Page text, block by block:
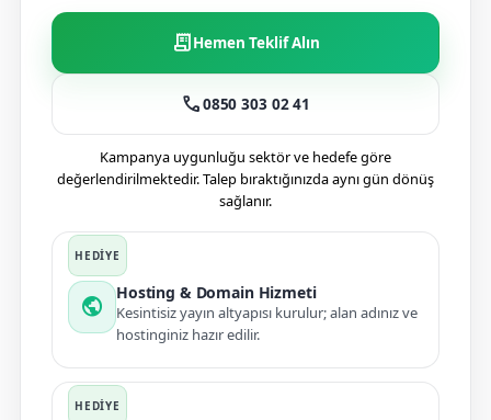
receipt_longHemen Teklif Alın
call0850 303 02 41
Kampanya uygunluğu sektör ve hedefe göre
değerlendirilmektedir. Talep bıraktığınızda aynı gün dönüş
sağlanır.
public
Hosting & Domain Hizmeti
Kesintisiz yayın altyapısı kurulur; alan adınız ve
hostinginiz hazır edilir.